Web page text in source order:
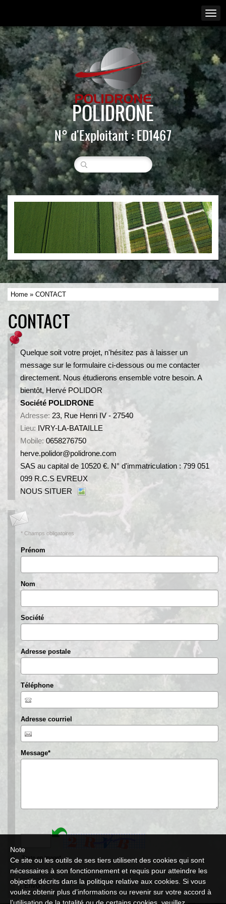
POLIDRONE
N° d'Exploitant : ED1467
Home » CONTACT
CONTACT
Quelque soit votre projet, n'hésitez pas à laisser un
message sur le formulaire ci-dessous ou me contacter
directement. Nous étudierons ensemble votre besoin. A
bientôt, Hervé POLIDOR
Société POLIDRONE
Adresse: 23, Rue Henri IV - 27540
Lieu: IVRY-LA-BATAILLE
Mobile: 0658276750
herve.polidor@polidrone.com
SAS au capital de 10520 €. N° d'immatriculation : 799 051
099 R.C.S EVREUX
NOUS SITUER
* Champs obligatoires
Prénom
Nom
Société
Adresse postale
Téléphone
Adresse courriel
Message*
Texte en image*
Note
Ce site ou les outils de ses tiers utilisent des cookies qui sont
nécessaires à son fonctionnement et requis pour atteindre les
objectifs décrits dans la politique relative aux cookies. Si vous
voulez obtenir plus d’informations ou revenir sur votre accord à